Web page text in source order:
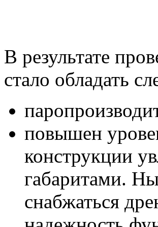
В результате
стало обладать
повышен
конструкции
габаритами.
снабжаться